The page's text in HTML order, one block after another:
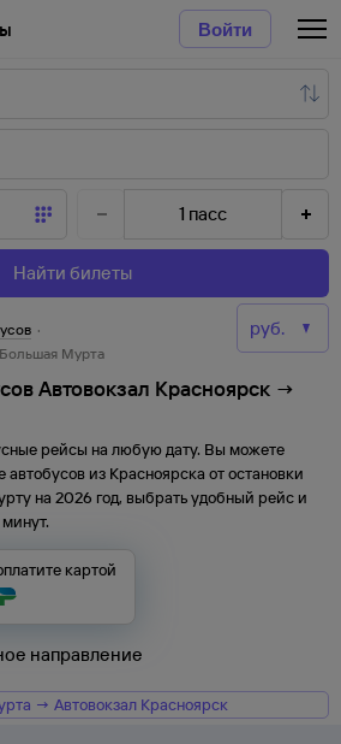
Войти
1 пасс
Найти билеты
·
Мурта
Автовокзал Красноярск →
рейсы на любую дату. Вы можете
автобусов из Красноярска отостановки
на 2026 год, выбрать удобный рейс и
картой
направление
→ Автовокзал Красноярск